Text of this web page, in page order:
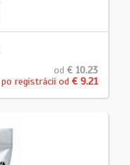
od € 10.23
po registrácii od € 9.21